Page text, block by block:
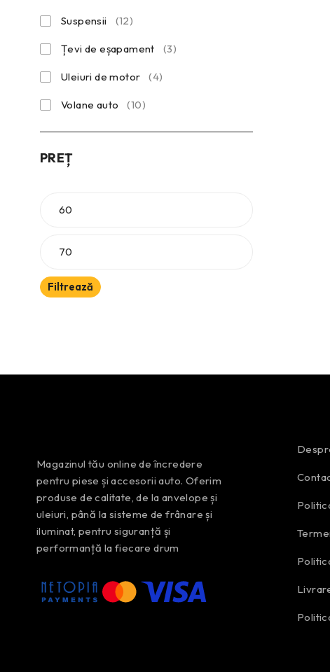
Suspensii (12)
Țevi de eșapament (3)
Uleiuri de motor (4)
Volane auto (10)
PREȚ
Filtrează
Magazinul tău online de încredere
pentru piese și accesorii auto. Oferim
produse de calitate, de la anvelope și
uleiuri, până la sisteme de frânare și
iluminat, pentru siguranță și
performanță la fiecare drum